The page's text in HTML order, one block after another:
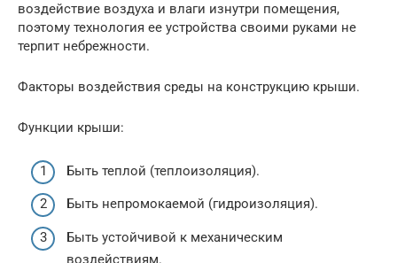
воздействие воздуха и влаги изнутри помещения,
поэтому технология ее устройства своими руками не
терпит небрежности.
Факторы воздействия среды на конструкцию крыши.
Функции крыши:
Быть теплой (теплоизоляция).
Быть непромокаемой (гидроизоляция).
Быть устойчивой к механическим
воздействиям.